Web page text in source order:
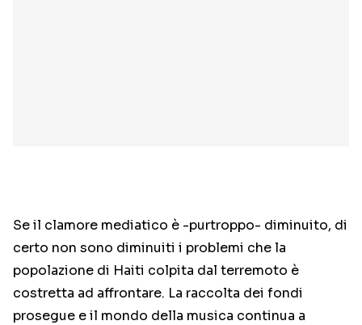
Se il clamore mediatico è -purtroppo- diminuito, di
certo non sono diminuiti i problemi che la
popolazione di Haiti colpita dal terremoto è
costretta ad affrontare. La raccolta dei fondi
prosegue e il mondo della musica continua a